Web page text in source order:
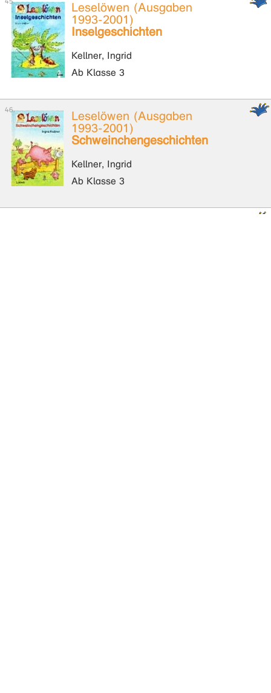
Leselöwen (Ausgaben
1993-2001)
Inselgeschichten
Kellner, Ingrid
Ab Klasse 3
Leselöwen (Ausgaben
1993-2001)
Schweinchengeschichten
Kellner, Ingrid
Ab Klasse 3